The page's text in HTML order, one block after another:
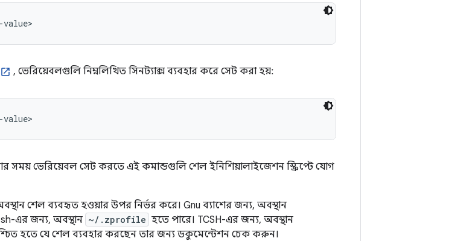
value>
, ভেরিয়েবলগুলি নিম্নলিখিত সিনট্যাক্স ব্যবহার করে সেট করা হয়:
value>
সময় ভেরিয়েবল সেট করতে এই কমান্ডগুলি শেল ইনিশিয়ালাইজেশন স্ক্রিপ্টে যোগ
শেল ব্যবহৃত হওয়ার উপর নির্ভর করে। Gnu ব্যাশের জন্য, অবস্থান
এর জন্য, অবস্থান ~/.zprofile হতে পারে। TCSH-এর জন্য, অবস্থান
হতে যে শেল ব্যবহার করছেন তার জন্য ডকুমেন্টেশন চেক করুন।